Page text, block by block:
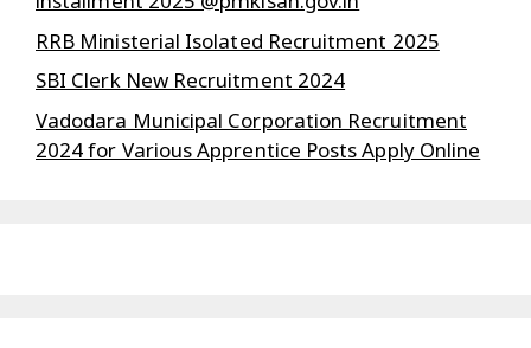
RRB Ministerial Isolated Recruitment 2025
SBI Clerk New Recruitment 2024
Vadodara Municipal Corporation Recruitment
2024 for Various Apprentice Posts Apply Online